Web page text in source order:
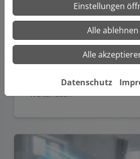
ZVSHK
Weiterlesen
Einstellungen
Alle ablehnen
Alle
Datenschutz